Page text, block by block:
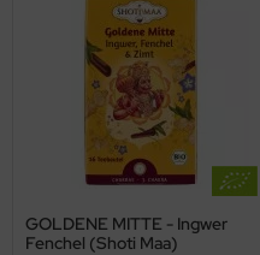
GOLDENE MITTE - Ingwer
Fenchel (Shoti Maa)